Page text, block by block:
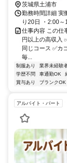
茨城県土浦市
勤務時間詳細 実
り20日 ・2:00
仕事内容 この仕
円以上の高収入
同じコース ✅カ
毎...
制服あり 業界未経験
学歴不問
車通勤OK
賞与あり
ブランクOK
アルバイト・パート